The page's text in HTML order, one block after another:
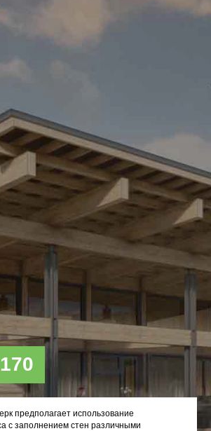
предполагает использование
с заполнением стен различными